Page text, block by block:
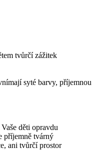
tvůrčí zážitek
syté barvy, příjemnou
děti opravdu
příjemně tvárný
ani tvůrčí prostor